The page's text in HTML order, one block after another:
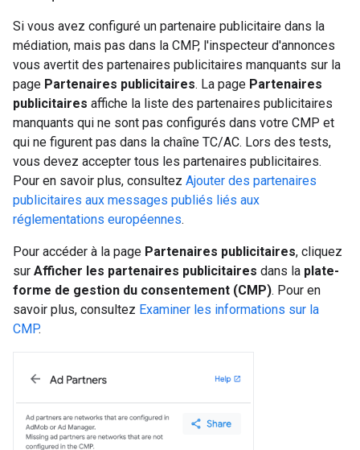
Si vous avez configuré un partenaire publicitaire dans la
médiation, mais pas dans la CMP, l'inspecteur d'annonces
vous avertit des partenaires publicitaires manquants sur la
page Partenaires publicitaires. La page Partenaires
publicitaires affiche la liste des partenaires publicitaires
manquants qui ne sont pas configurés dans votre CMP et
qui ne figurent pas dans la chaîne TC/AC. Lors des tests,
vous devez accepter tous les partenaires publicitaires.
Pour en savoir plus, consultez Ajouter des partenaires
publicitaires aux messages publiés liés aux
réglementations européennes.
Pour accéder à la page Partenaires publicitaires, cliquez
sur Afficher les partenaires publicitaires dans la plate-
forme de gestion du consentement (CMP). Pour en
savoir plus, consultez Examiner les informations sur la
CMP.